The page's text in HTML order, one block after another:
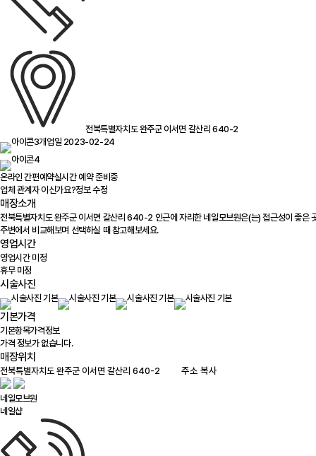
전북특별자치도 완주군 이서면 갈산리 640-2
개업일 2023-02-24
온라인 간편예약실시간 예약 준비중
업체 관계자 이신가요?정보 수정
매장소개
전북특별자치도 완주군 이서면 갈산리 640-2 인근에 자리한 네일모브원은(는) 접근성이 좋은
주변에서 비교해보며 선택하실 때 참고해보세요.
영업시간
영업시간 미정
휴무 미정
시술사진
기본가격
기본항목가격정보
가격 정보가 없습니다.
매장위치
주소 복사
네일모브원
네일샵